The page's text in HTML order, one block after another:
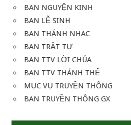
BAN NGUYỆN KINH
BAN LỄ SINH
BAN THÁNH NHAC
BAN TRẬT TỰ
BAN TTV LỜI CHÚA
BAN TTV THÁNH THỂ
MỤC VỤ TRUYỀN THÔNG
BAN TRUYỀN THÔNG GX